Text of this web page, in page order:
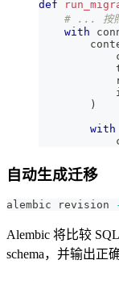
def
# ... 按
with
)
with
自动生成迁移
alembic revision
Alembic 将比较
schema，并输出正